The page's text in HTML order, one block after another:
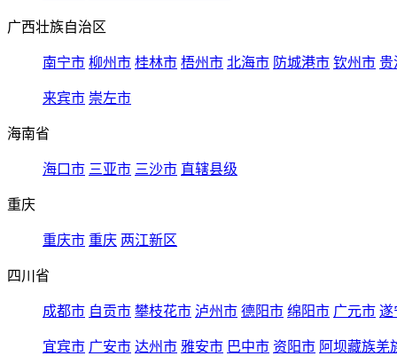
广西壮族自治区
南宁市 柳州市 桂林市 梧州市 北海市 防城港市 钦州市 贵
来宾市 崇左市
海南省
海口市 三亚市 三沙市 直辖县级
重庆
重庆市 重庆 两江新区
四川省
成都市 自贡市 攀枝花市 泸州市 德阳市 绵阳市 广元市 遂
宜宾市 广安市 达州市 雅安市 巴中市 资阳市 阿坝藏族羌